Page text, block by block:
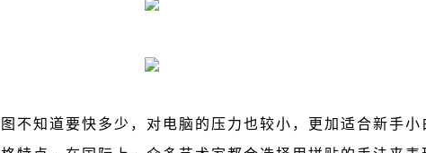
不知道要快多少， 对电脑的压力也较小 ，更加适合新手小